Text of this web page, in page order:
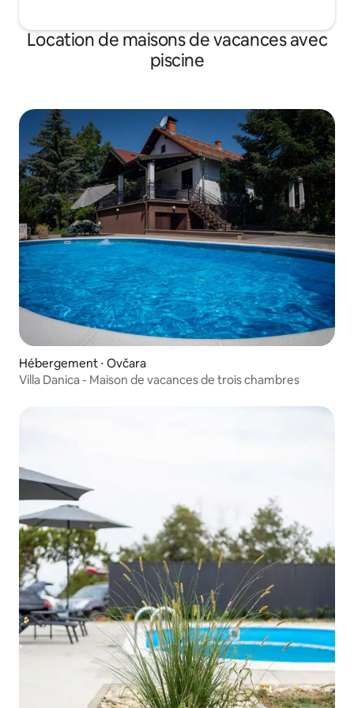
Location de maisons de vacances avec
piscine
Hébergement ⋅ Ovčara
Villa Danica - Maison de vacances de trois chambres